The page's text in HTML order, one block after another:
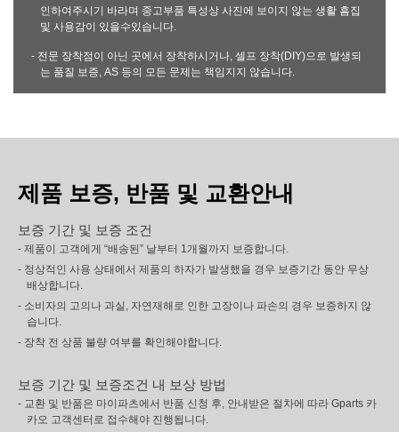
인하여주시기 바라며 중고부품 특성상 사진에 보이지 않는 생활 흠집
및 사용감이 있을수있습니다.
- 전문 장착점이 아닌 곳에서 장착하시거나, 셀프 장착(DIY)으로 발생되
는 품질 보증, AS 등의 모든 문제는 책임지지 않습니다.
제품 보증, 반품 및 교환안내
보증 기간 및 보증 조건
- 제품이 고객에게 “배송된” 날부터 1개월까지 보증합니다.
- 정상적인 사용 상태에서 제품의 하자가 발생했을 경우 보증기간 동안 무상
배상합니다.
- 소비자의 고의나 과실, 자연재해로 인한 고장이나 파손의 경우 보증하지 않
습니다.
- 장착 전 상품 불량 여부를 확인해야합니다.
보증 기간 및 보증조건 내 보상 방법
- 교환 및 반품은 마이파츠에서 반품 신청 후, 안내받은 절차에 따라 Gparts 카
카오 고객센터로 접수해야 진행됩니다.